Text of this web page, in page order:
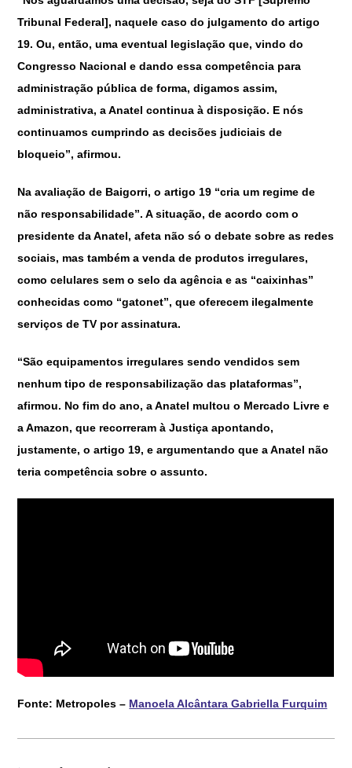
Tribunal Federal], naquele caso do julgamento do artigo
19. Ou, então, uma eventual legislação que, vindo do
Congresso Nacional e dando essa competência para
administração pública de forma, digamos assim,
administrativa, a Anatel continua à disposição. E nós
continuamos cumprindo as decisões judiciais de
bloqueio”, afirmou.
Na avaliação de Baigorri, o artigo 19 “cria um regime de
não responsabilidade”. A situação, de acordo com o
presidente da Anatel, afeta não só o debate sobre as redes
sociais, mas também a venda de produtos irregulares,
como celulares sem o selo da agência e as “caixinhas”
conhecidas como “gatonet”, que oferecem ilegalmente
serviços de TV por assinatura.
“São equipamentos irregulares sendo vendidos sem
nenhum tipo de responsabilização das plataformas”,
afirmou. No fim do ano, a Anatel multou o Mercado Livre e
a Amazon, que recorreram à Justiça apontando,
justamente, o artigo 19, e argumentando que a Anatel não
teria competência sobre o assunto.
Fonte: Metropoles – Manoela Alcântara Gabriella Furquim